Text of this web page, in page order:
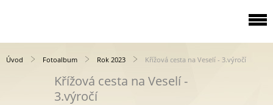
Úvod Fotoalbum Rok 2023 Křížová cesta na Veselí - 3.výročí
Křížová cesta na Veselí -
3.výročí